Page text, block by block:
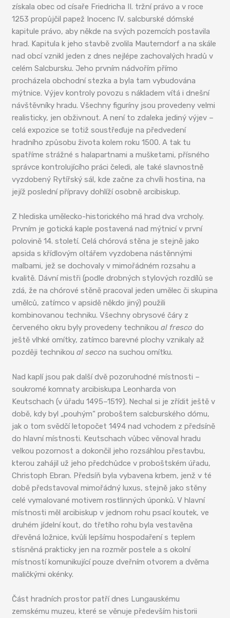
získala obec od císaře Friedricha II. tržní právo a v roce
1253 propůjčil papež Inocenc IV. salcburské dómské
kapitule právo, aby někde na svých pozemcích postavila
hrad. Kapitula k jeho stavbě zvolila Mauterndorf a na skále
nad obcí vznikl jeden z dnes nejlépe zachovalých hradů v
celém Salcbursku. Jeho prvním nádvořím přímo
procházela obchodní stezka a byla tam vybudována
mýtnice. Výjev kontroly povozu s nákladem vítá i dnešní
návštěvníky hradu. Všechny figuríny jsou provedeny velmi
realisticky, jen obživnout. A není to zdaleka jediný výjev –
celá expozice se totiž soustřeďuje na předvedení
hradního způsobu života kolem roku 1500. A tak tu
spatříme strážné s halapartnami a mušketami, přísného
správce kontrolujícího práci čeledi, ale také slavnostně
vyzdobený Rytířský sál, kde začne za chvíli hostina, na
jejíž poslední přípravy dohlíží osobně arcibiskup.
Z hlediska umělecko-historického má hrad dva vrcholy.
Prvním je gotická kaple postavená nad mýtnicí v první
polovině 14. století. Celá chórová stěna je stejně jako
apsida s křídlovým oltářem vyzdobena nástěnnými
malbami, jež se dochovaly v mimořádném rozsahu a
kvalitě. Dávní mistři (podle drobných stylových rozdílů se
zdá, že na chórové stěně pracoval jeden umělec či skupina
umělců, zatímco v apsidě někdo jiný) použili
kombinovanou techniku. Všechny obrysové čáry z
červeného okru byly provedeny technikoual fresco do
ještě vlhké omítky, zatímco barevné plochy vznikaly až
později technikoual secco na suchou omítku.
Nad kaplí jsou pak další dvě pozoruhodné místnosti –
soukromé komnaty arcibiskupa Leonharda von
Keutschach (v úřadu 1495–1519). Nechal si je zřídit ještě v
době, kdy byl „pouhým“ proboštem salcburského dómu,
jak o tom svědčí letopočet 1494 nad vchodem z předsíně
do hlavní místnosti. Keutschach vůbec věnoval hradu
velkou pozornost a dokončil jeho rozsáhlou přestavbu,
kterou zahájil už jeho předchůdce v proboštském úřadu,
Christoph Ebran. Předsíň byla vybavena krbem, jenž v té
době představoval mimořádný luxus, stejně jako stěny
celé vymalované motivem rostlinných úponků. V hlavní
místnosti měl arcibiskup v jednom rohu psací koutek, ve
druhém jídelní kout, do třetího rohu byla vestavěna
dřevěná ložnice, kvůli lepšímu hospodaření s teplem
stísněná prakticky jen na rozměr postele a s okolní
místností komunikující pouze dveřním otvorem a dvěma
maličkými okénky.
Část hradních prostor patří dnes Lungauskému
zemskému muzeu, které se věnuje především historii